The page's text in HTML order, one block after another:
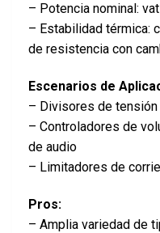
– Potencia nominal:
– Estabilidad térmica:
de resistencia con
Escenarios de
– Divisores de
– Controladores de
de audio
– Limitadores de
Pros:
– Amplia variedad de